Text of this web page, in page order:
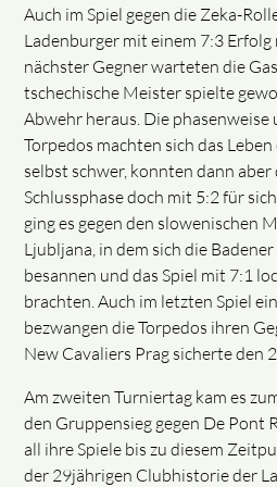
Auch im Spiel gegen die Zeka-
Ladenburger mit einem 7:3
nächster Gegner warteten die
tschechische Meister spielte
Abwehr heraus. Die
Torpedos machten sich das
selbst schwer, konnten dann aber
Schlussphase doch mit 5:2 für
ging es gegen den slowenischen
Ljubljana, in dem sich die
besannen und das Spiel mit 7:1
brachten. Auch im letzten Spiel
bezwangen die Torpedos ihren
New Cavaliers Prag sicherte den
Am zweiten Turniertag kam es
den Gruppensieg gegen De Pont
all ihre Spiele bis zu diesem
der 29jährigen Clubhistorie der